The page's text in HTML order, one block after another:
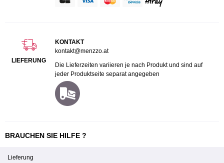
LIEFERUNG
KONTAKT
kontakt@menzzo.at
Die Lieferzeiten variieren je nach Produkt und sind auf
jeder Produktseite separat angegeben
BRAUCHEN SIE HILFE ?
Lieferung